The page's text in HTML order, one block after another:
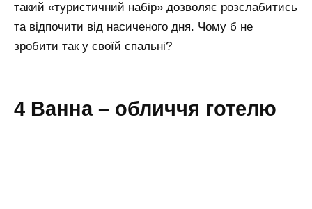
такий «туристичний набір» дозволяє розслабитись
та відпочити від насиченого дня. Чому б не
зробити так у своїй спальні?
4 Ванна – обличчя готелю